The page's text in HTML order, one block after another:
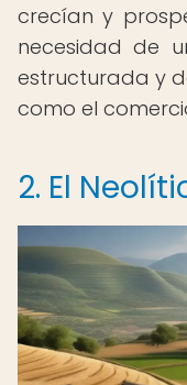
crecían y
necesidad de
estructurada y
como el
2. El